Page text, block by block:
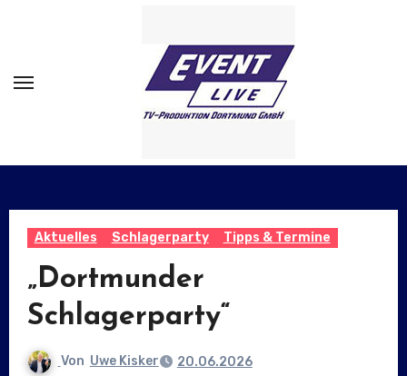
Aktuelles Schlagerparty Tipps & Termine
„Dortmunder
Schlagerparty“
Von Uwe Kisker
20.06.2026